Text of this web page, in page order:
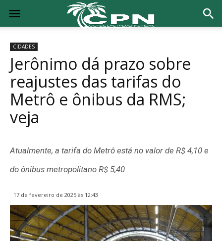
CIDADES
Jerônimo dá prazo sobre
reajustes das tarifas do
Metrô e ônibus da RMS;
veja
Atualmente, a tarifa do Metrô está no valor de R$ 4,10 e
do ônibus metropolitano R$ 5,40
17 de fevereiro de 2025 às 12:43